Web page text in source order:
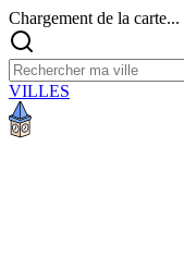
Chargement de la carte...
VILLES